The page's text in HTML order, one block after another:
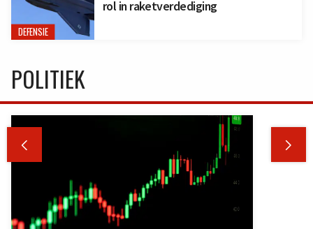
DEFENSIE
rol in raketverdediging
POLITIEK
 